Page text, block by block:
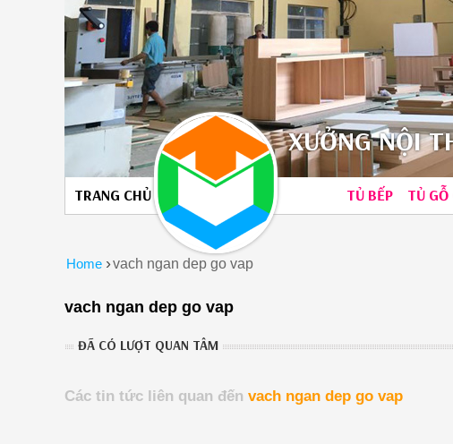
XƯỞNG NỘI
TRANG CHỦ TỦ BẾP TỦ GỖ
Home ›vach ngan dep go vap
vach ngan dep go vap
ĐÃ CÓ LƯỢT QUAN TÂM
Các tin tức liên quan đến vach ngan dep go vap